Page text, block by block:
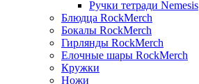
Ручки тетради Nemesis
Блюдца RockMerch
Бокалы RockMerch
Гирлянды RockMerch
Елочные шары RockMerch
Кружки
Ножи